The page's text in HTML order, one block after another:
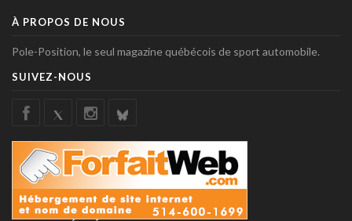
À PROPOS DE NOUS
Pole-Position, le seul magazine québécois de sport automobile.
SUIVEZ-NOUS